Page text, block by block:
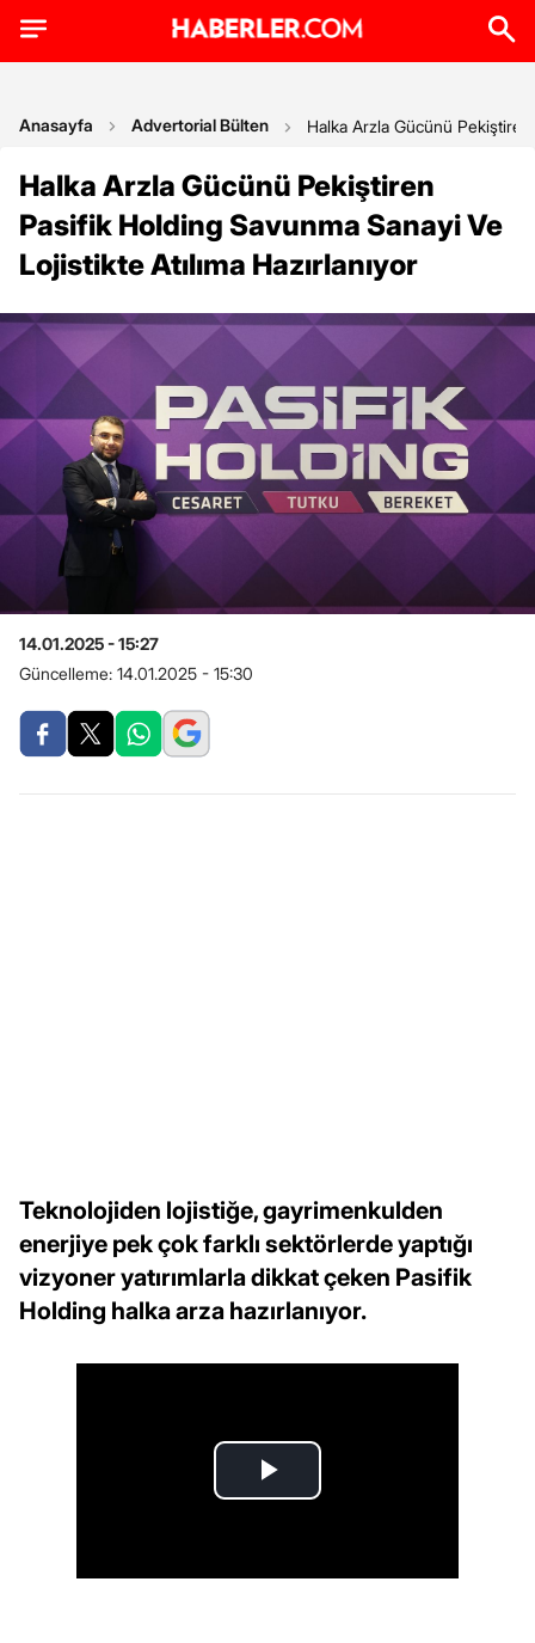
Anasayfa Advertorial Bülten Halka Arzla Gücünü Pekiştiren
Halka Arzla Gücünü Pekiştiren
Pasifik Holding Savunma Sanayi Ve
Lojistikte Atılıma Hazırlanıyor
14.01.2025 - 15:27
Güncelleme: 14.01.2025 - 15:30
Teknolojiden lojistiğe, gayrimenkulden
enerjiye pek çok farklı sektörlerde yaptığı
vizyoner yatırımlarla dikkat çeken Pasifik
Holding halka arza hazırlanıyor.